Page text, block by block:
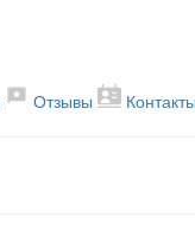
Отзывы Контакты